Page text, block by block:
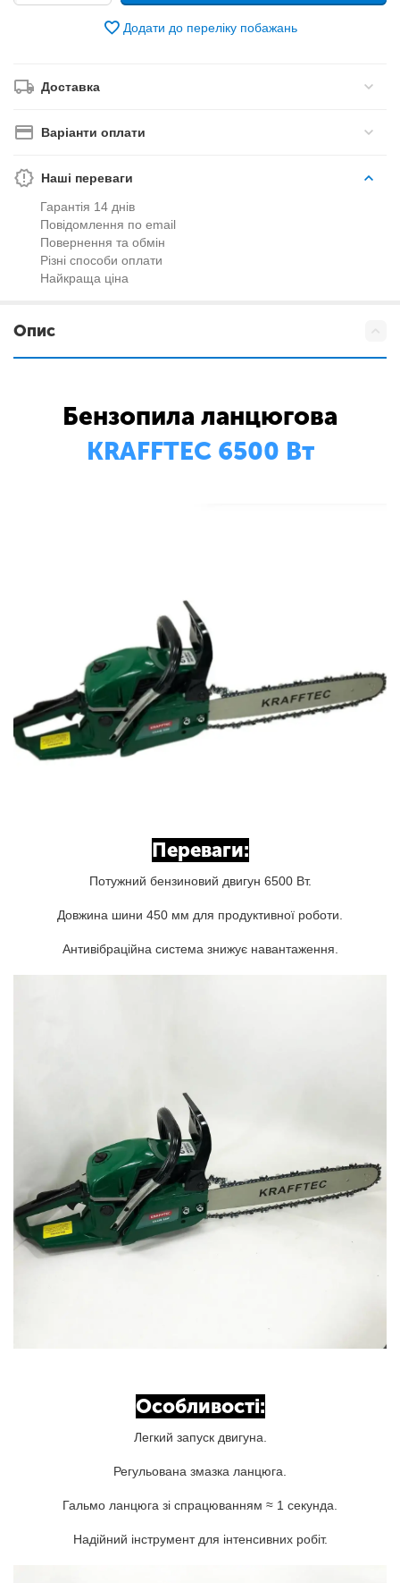
Додати до переліку побажань
Доставка
Варіанти оплати
Наші переваги
Гарантія 14 днів
Повідомлення по email
Повернення та обмін
Різні способи оплати
Найкраща ціна
Опис
Бензопила ланцюгова
KRAFFTEC 6500 Вт
Переваги:
Потужний бензиновий двигун 6500 Вт.
Довжина шини 450 мм для продуктивної роботи.
Антивібраційна система знижує навантаження.
Особливості:
Легкий запуск двигуна.
Регульована змазка ланцюга.
Гальмо ланцюга зі спрацюванням ≈ 1 секунда.
Надійний інструмент для інтенсивних робіт.